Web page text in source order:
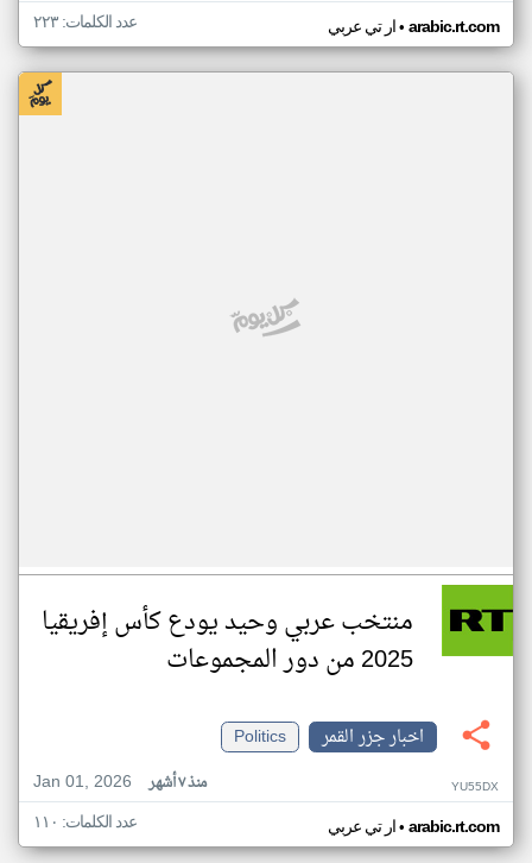
ار تي عربي• arabic.rt.com عدد الكلمات: ٢٢٣
منتخب عربي وحيد يودع كأس إفريقيا
2025 من دور المجموعات
اخبار جزر القمر
Politics
Jan 01, 2026
منذ ٧ أشهر YU55DX
ار تي عربي• arabic.rt.com عدد الكلمات: ١١٠